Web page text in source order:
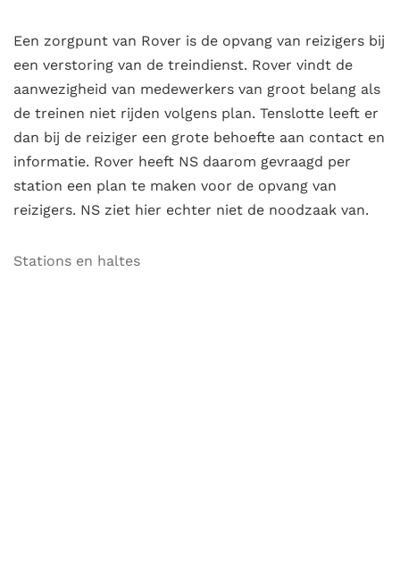
Een zorgpunt van Rover is de opvang van reizigers bij
een verstoring van de treindienst. Rover vindt de
aanwezigheid van medewerkers van groot belang als
de treinen niet rijden volgens plan. Tenslotte leeft er
dan bij de reiziger een grote behoefte aan contact en
informatie. Rover heeft NS daarom gevraagd per
station een plan te maken voor de opvang van
reizigers. NS ziet hier echter niet de noodzaak van.
Stations en haltes